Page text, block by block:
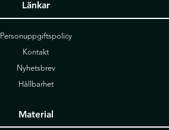
Länkar
Personuppgiftspolicy
Kontakt
Nyhetsbrev
Hållbarhet
Material